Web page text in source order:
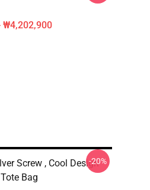
₩4,202,900
Screw , Cool Design
Bag
-20%